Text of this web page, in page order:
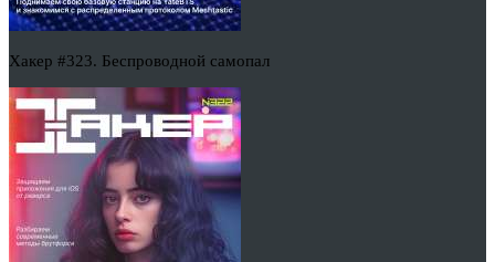
Хакер #323. Беспроводной самопал